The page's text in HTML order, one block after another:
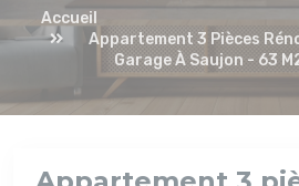
Accueil
Appartement 3 Pièces
Garage À Saujon - 63